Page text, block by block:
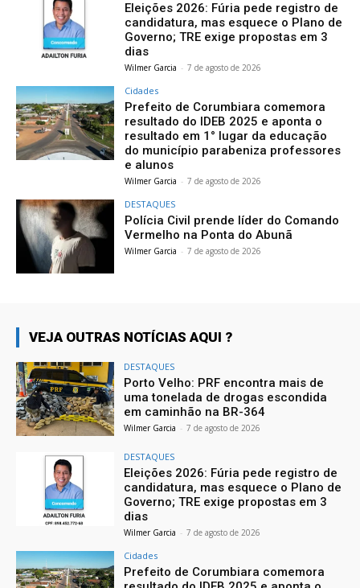
Eleições 2026: Fúria pede registro de
candidatura, mas esquece o Plano de
Governo; TRE exige propostas em 3
dias
Wilmer Garcia - 7 de agosto de 2026
Cidades
Prefeito de Corumbiara comemora
resultado do IDEB 2025 e aponta o
resultado em 1° lugar da educação
do município parabeniza professores
e alunos
Wilmer Garcia - 7 de agosto de 2026
DESTAQUES
Polícia Civil prende líder do Comando
Vermelho na Ponta do Abunã
Wilmer Garcia - 7 de agosto de 2026
VEJA OUTRAS NOTÍCIAS AQUI ?
DESTAQUES
Porto Velho: PRF encontra mais de
uma tonelada de drogas escondida
em caminhão na BR-364
Wilmer Garcia - 7 de agosto de 2026
DESTAQUES
Eleições 2026: Fúria pede registro de
candidatura, mas esquece o Plano de
Governo; TRE exige propostas em 3
dias
Wilmer Garcia - 7 de agosto de 2026
Cidades
Prefeito de Corumbiara comemora